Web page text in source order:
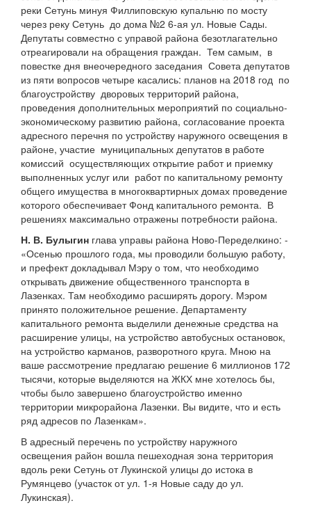
реки Сетунь минуя Филлиповскую купальню по мосту
через реку Сетунь до дома №2 6-ая ул. Новые Сады.
Депутаты совместно с управой района безотлагательно
отреагировали на обращения граждан. Тем самым, в
повестке дня внеочередного заседания Совета депутатов
из пяти вопросов четыре касались: планов на 2018 год по
благоустройству дворовых территорий района,
проведения дополнительных мероприятий по социально-
экономическому развитию района, согласование проекта
адресного перечня по устройству наружного освещения в
районе, участие муниципальных депутатов в работе
комиссий осуществляющих открытие работ и приемку
выполненных услуг или работ по капитальному ремонту
общего имущества в многоквартирных домах проведение
которого обеспечивает Фонд капитального ремонта. В
решениях максимально отражены потребности района.
Н. В. Булыгин глава управы района Ново-Переделкино: -
«Осенью прошлого года, мы проводили большую работу,
и префект докладывал Мэру о том, что необходимо
открывать движение общественного транспорта в
Лазенках. Там необходимо расширять дорогу. Мэром
принято положительное решение. Департаменту
капитального ремонта выделили денежные средства на
расширение улицы, на устройство автобусных остановок,
на устройство карманов, разворотного круга. Мною на
ваше рассмотрение предлагаю решение 6 миллионов 172
тысячи, которые выделяются на ЖКХ мне хотелось бы,
чтобы было завершено благоустройство именно
территории микрорайона Лазенки. Вы видите, что и есть
ряд адресов по Лазенкам».
В адресный перечень по устройству наружного
освещения район вошла пешеходная зона территория
вдоль реки Сетунь от Лукинской улицы до истока в
Румянцево (участок от ул. 1-я Новые саду до ул.
Лукинская).